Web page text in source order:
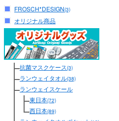
FROSCH*DESIGN(3)
オリジナル商品
抗菌マスクケース(3)
ランウェイタオル(38)
ランウェイスケール
東日本(72)
西日本(89)